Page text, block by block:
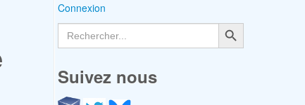
Connexion
Search
for:
Search Button
Suivez nous